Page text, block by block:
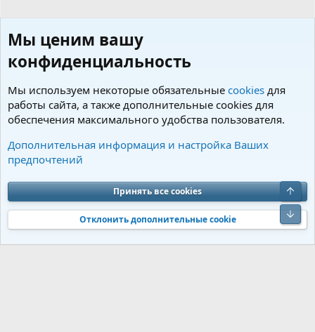
Пользователи
Cookies Charm by DCom
Обратная связь
Условия и правила
Политика конфиденциальности
Помощь
S
S
Community platform by XenForo® © 2010-2026 XenForo Ltd. Перевод от
Jumuro®|Media embeds via s9e/MediaSites
Мы ценим вашу
конфиденциальность
Мы используем некоторые обязательные cookies для
работы сайта, а также дополнительные cookies для
обеспечения максимального удобства пользователя.
Дополнительная информация и настройка Ваших
предпочтений
Принять все cookies
Отклонить дополнительные cookie
Верх
Низ